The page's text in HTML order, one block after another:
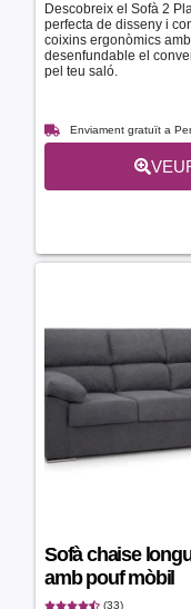
Descobreix el Sofà 2
perfecta de disseny i
coixins ergonòmics
desenfundable el
pel teu saló.
Enviament gratuït a
Sofà chaise
amb pouf mòbil
(33)